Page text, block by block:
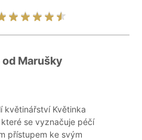
Marušky
květinářství Květinka
se vyznačuje péčí
přístupem ke svým